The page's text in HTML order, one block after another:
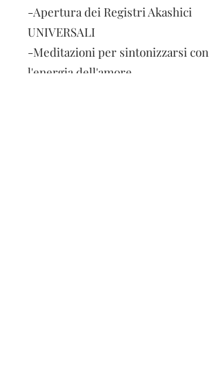
-Apertura dei Registri Akashici
UNIVERSALI
-Meditazioni per sintonizzarsi con
l'energia dell'amore